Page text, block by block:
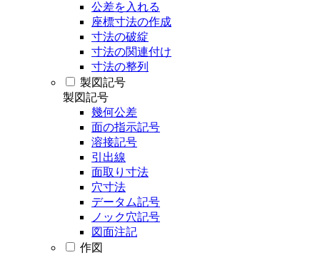
公差を入れる
座標寸法の作成
寸法の破綻
寸法の関連付け
寸法の整列
製図記号
製図記号
幾何公差
面の指示記号
溶接記号
引出線
面取り寸法
穴寸法
データム記号
ノック穴記号
図面注記
作図